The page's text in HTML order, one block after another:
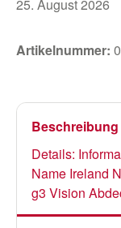
25. August 2026
Artikelnummer:
Beschreibung
Details:
Name Ireland
g3 Vision